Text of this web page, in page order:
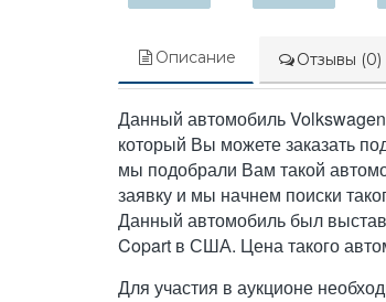
Описание Отзывы (0)
Данный автомобиль
который Вы можете заказать
мы подобрали Вам такой
заявку и мы начнем поиски
Данный автомобиль был
Copart в США. Цена такого
Для участия в аукционе